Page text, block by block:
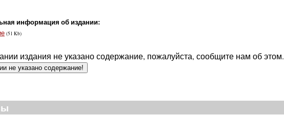
информация об издании:
(51 Kb)
издания не указано содержание, пожалуйста, сообщите нам об этом.
не указано содержание!